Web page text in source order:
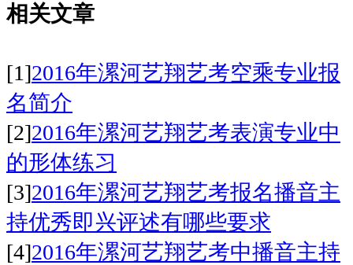
相关文章
[1]2016年漯河艺翔艺考空乘专业报
名简介
[2]2016年漯河艺翔艺考表演专业中
的形体练习
[3]2016年漯河艺翔艺考报名播音主
持优秀即兴评述有哪些要求
[4]2016年漯河艺翔艺考中播音主持